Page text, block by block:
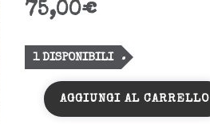
75,00€
1 DISPONIBILI
BRACCIALE
AGGIUNGI AL CARRELLO